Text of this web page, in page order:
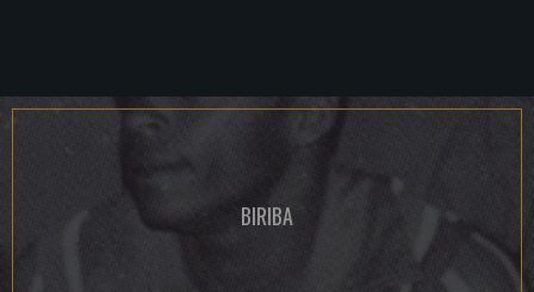
BIRIBA